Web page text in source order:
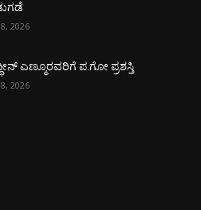
2026
ಎಣ್ಮೂರವರಿಗೆ ಪ.ಗೋ ಪ್ರಶಸ್ತಿ
2026